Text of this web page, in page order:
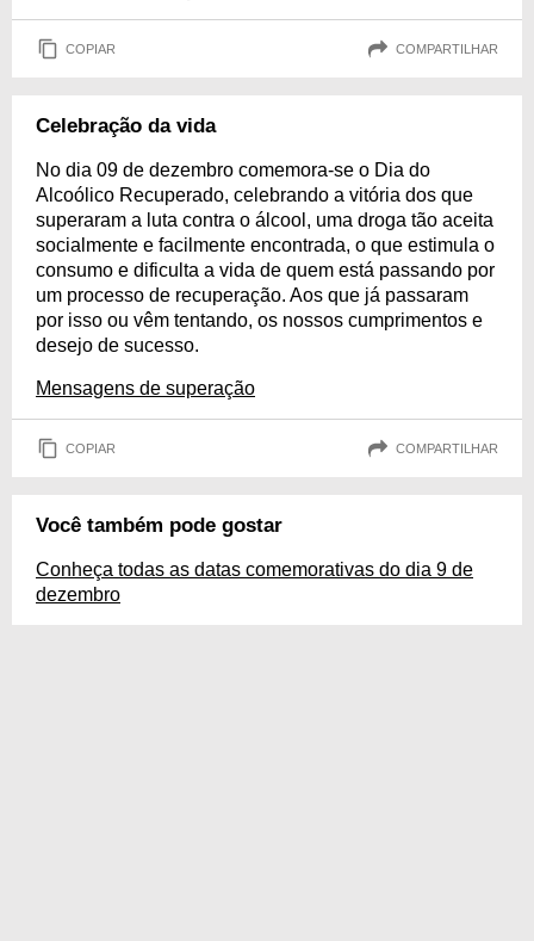
COPIAR COMPARTILHAR
Celebração da vida
No dia 09 de dezembro comemora-se o Dia do
Alcoólico Recuperado, celebrando a vitória dos que
superaram a luta contra o álcool, uma droga tão aceita
socialmente e facilmente encontrada, o que estimula o
consumo e dificulta a vida de quem está passando por
um processo de recuperação. Aos que já passaram
por isso ou vêm tentando, os nossos cumprimentos e
desejo de sucesso.
Mensagens de superação
COPIAR COMPARTILHAR
Você também pode gostar
Conheça todas as datas comemorativas do dia 9 de
dezembro